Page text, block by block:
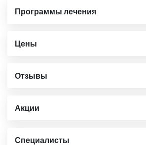
Программы лечения
Цены
Отзывы
Акции
Специалисты